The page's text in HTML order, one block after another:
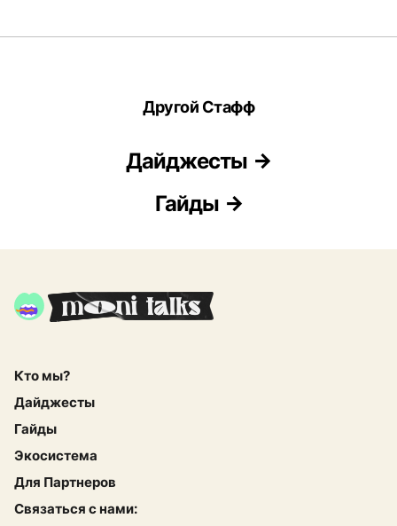
Другой Стафф
Дайджесты
Гайды
Кто мы?
Дайджесты
Гайды
Экосистема
Для Партнеров
Связаться с нами: